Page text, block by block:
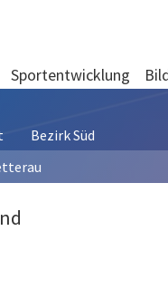
Sportentwicklung
Bezirk Süd